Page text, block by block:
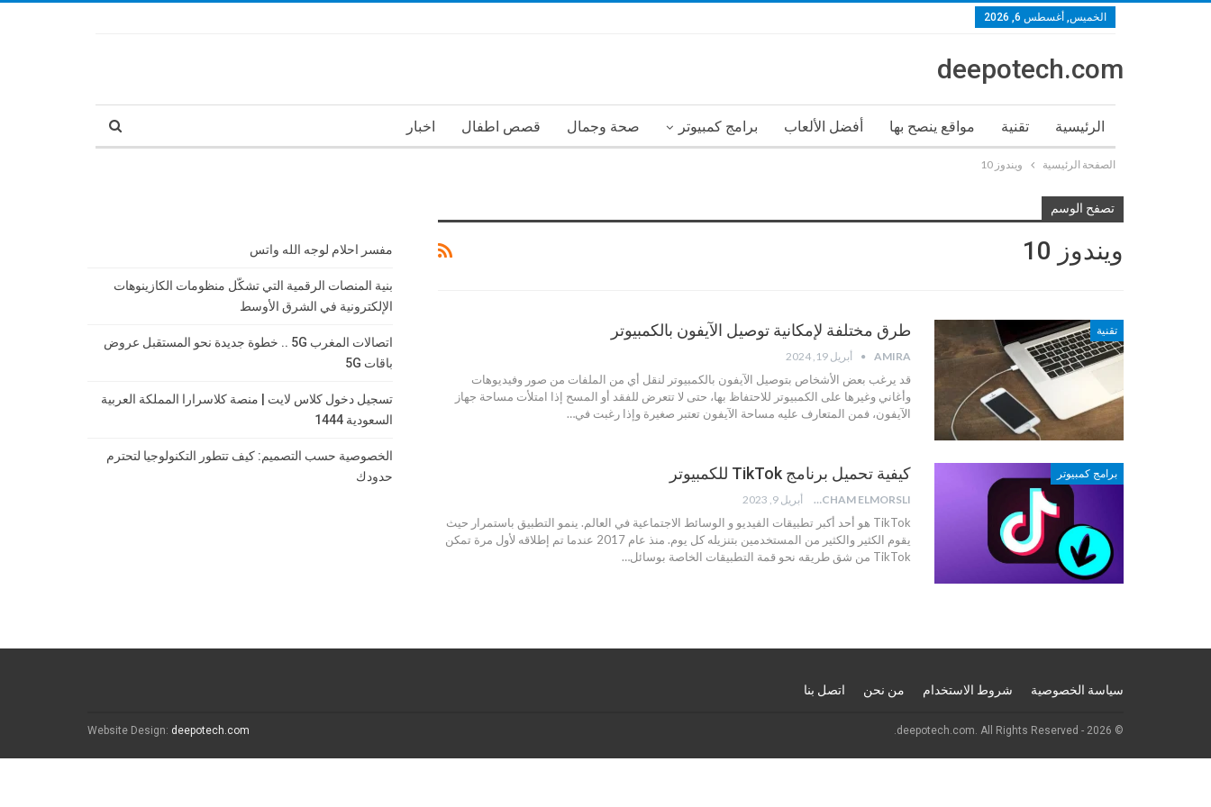
الخميس, أغسطس 6, 2026
deepotech.com
الرئيسية تقنية مواقع ينصح بها أفضل الألعاب برامج كمبيوتر صحة وجمال قصص اطفال اخبار
الصفحة الرئيسية ويندوز 10
تصفح الوسم
ويندوز 10
تقنية طرق مختلفة لإمكانية توصيل الآيفون بالكمبيوتر
AMIRA أبريل 19, 2024
قد يرغب بعض الأشخاص بتوصيل الآيفون بالكمبيوتر لنقل أي من الملفات من صور وفيديوهات
وأغاني وغيرها على الكمبيوتر للاحتفاظ بها، حتى لا تتعرض للفقد أو المسح إذا امتلأت مساحة جهاز
الآيفون، فمن المتعارف عليه مساحة الآيفون تعتبر صغيرة وإذا رغبت في…
برامج كمبيوتر كيفية تحميل برنامج TikTok للكمبيوتر
HICHAM ELMORSLI أبريل 9, 2023
TikTok هو أحد أكبر تطبيقات الفيديو و الوسائط الاجتماعية في العالم. ينمو التطبيق باستمرار حيث
يقوم الكثير والكثير من المستخدمين بتنزيله كل يوم. منذ عام 2017 عندما تم إطلاقه لأول مرة تمكن
TikTok من شق طريقه نحو قمة التطبيقات الخاصة بوسائل
…
مفسر احلام لوجه الله واتس
بنية المنصات الرقمية التي تشكّل منظومات الكازينوهات
الإلكترونية في الشرق الأوسط
اتصالات المغرب 5G .. خطوة جديدة نحو المستقبل عروض
باقات 5G
تسجيل دخول كلاس لايت | منصة كلاسرارا المملكة العربية
السعودية 1444
الخصوصية حسب التصميم: كيف تتطور التكنولوجيا لتحترم
حدودك
سياسة الخصوصية شروط الاستخدام من نحن اتصل بنا
© 2026 - deepotech.com. All Rights Reserved.
Website Design: deepotech.com